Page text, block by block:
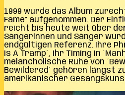
1999 wurde das Album
Fame” aufgenommen. Der
reicht bis heute weit über
Sängerinnen und Sänger
endgültigen Referenz. Ihre
Is A Tramp´, ihr Timing in
melancholische Ruhe von
Bewildered´ gehören längst
amerikanischer